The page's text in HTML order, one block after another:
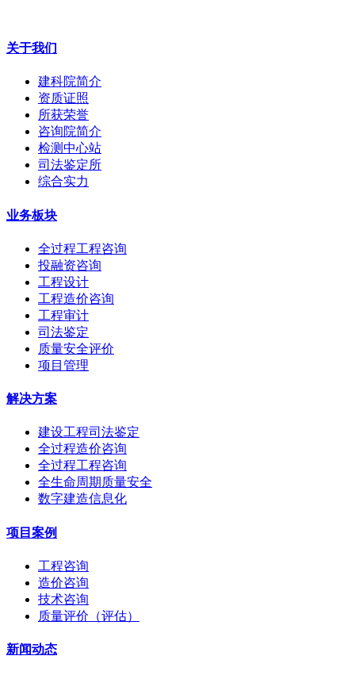
关于我们
建科院简介
资质证照
所获荣誉
咨询院简介
检测中心站
司法鉴定所
综合实力
业务板块
全过程工程咨询
投融资咨询
工程设计
工程造价咨询
工程审计
司法鉴定
质量安全评价
项目管理
解决方案
建设工程司法鉴定
全过程造价咨询
全过程工程咨询
全生命周期质量安全
数字建造信息化
项目案例
工程咨询
造价咨询
技术咨询
质量评价（评估）
新闻动态